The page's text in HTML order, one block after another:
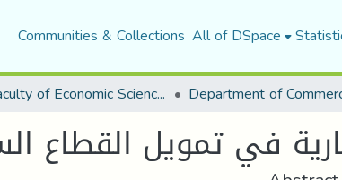
Communities & Collections All of DSpace
Faculty of Economic Sciences, Commerce and Management Sciences
في تمويل القطاع